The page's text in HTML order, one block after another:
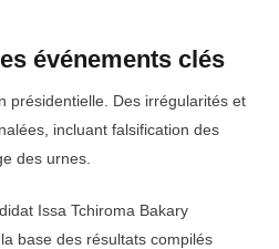
événements clés
présidentielle. Des irrégularités et
incluant falsification des
des urnes.
Issa Tchiroma Bakary
base des résultats compilés